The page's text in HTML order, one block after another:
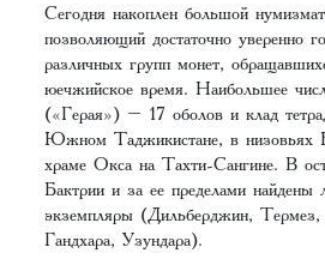
Сегодня накоплен большой
позволяющий достаточно уверенно
различных групп монет,
юечжийское время. Наибольшее
(«Герая») – 17 оболов и клад
Южном Таджикистане, в низовьях
храме Окса на Тахти-Сангине. В
Бактрии и за ее пределами
экземпляры (Дильберджин, Термез,
Гандхара, Узундара).